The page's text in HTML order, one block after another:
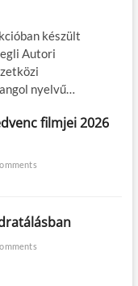
készült
Autori
nyelvű…
filmjei 2026